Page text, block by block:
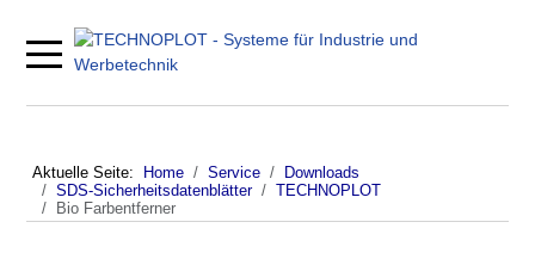
Mobile Menu Toggle
Aktuelle Seite: Home Service
Downloads
SDS-Sicherheitsdatenblätter
TECHNOPLOT
Bio Farbentferner